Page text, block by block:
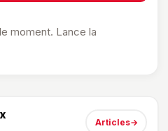
moment. Lance la
Articles→